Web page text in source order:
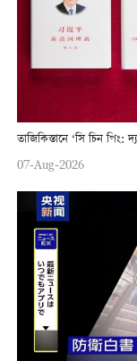
তাজিকিস্তানে ‘সি চিন পিং:
07-Aug-2026